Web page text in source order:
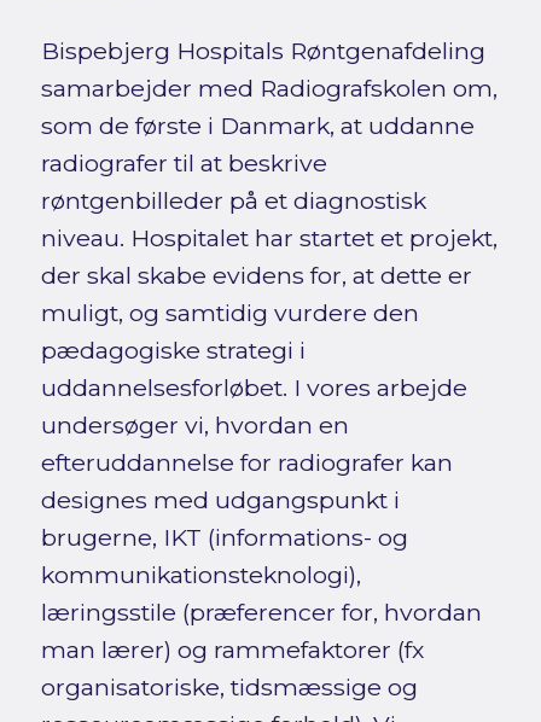
Bispebjerg Hospitals Røntgenafdeling
samarbejder med Radiografskolen om,
som de første i Danmark, at uddanne
radiografer til at beskrive
røntgenbilleder på et diagnostisk
niveau. Hospitalet har startet et projekt,
der skal skabe evidens for, at dette er
muligt, og samtidig vurdere den
pædagogiske strategi i
uddannelsesforløbet. I vores arbejde
undersøger vi, hvordan en
efteruddannelse for radiografer kan
designes med udgangspunkt i
brugerne, IKT (informations- og
kommunikationsteknologi),
læringsstile (præferencer for, hvordan
man lærer) og rammefaktorer (fx
organisatoriske, tidsmæssige og